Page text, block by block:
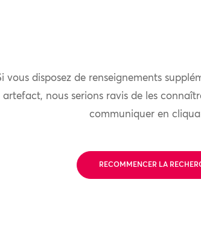
vous disposez de renseignements
artefact, nous serions ravis de les
communiquer en
RECOMMENCER LA